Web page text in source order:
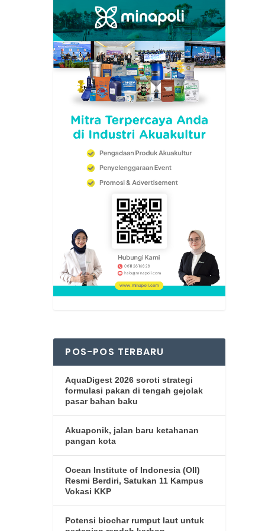
POS-POS TERBARU
AquaDigest 2026 soroti strategi
formulasi pakan di tengah gejolak
pasar bahan baku
Akuaponik, jalan baru ketahanan
pangan kota
Ocean Institute of Indonesia (OII)
Resmi Berdiri, Satukan 11 Kampus
Vokasi KKP
Potensi biochar rumput laut untuk